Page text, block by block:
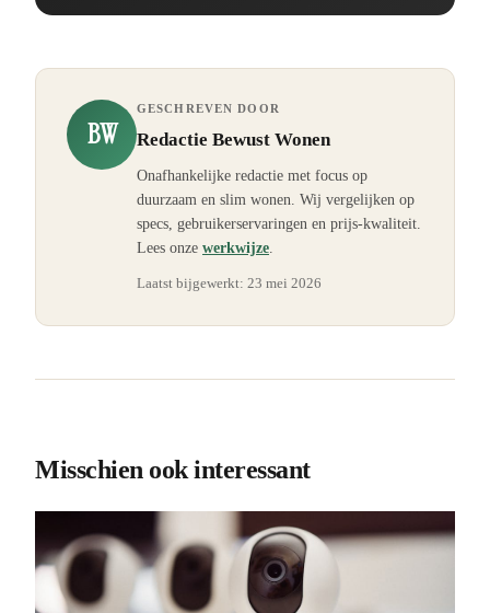
BW
GESCHREVEN DOOR
Redactie Bewust Wonen
Onafhankelijke redactie met focus op
duurzaam en slim wonen. Wij vergelijken op
specs, gebruikerservaringen en prijs-kwaliteit.
Lees onze werkwijze
Laatst bijgewerkt: 23 mei 2026
Misschien ook interessant